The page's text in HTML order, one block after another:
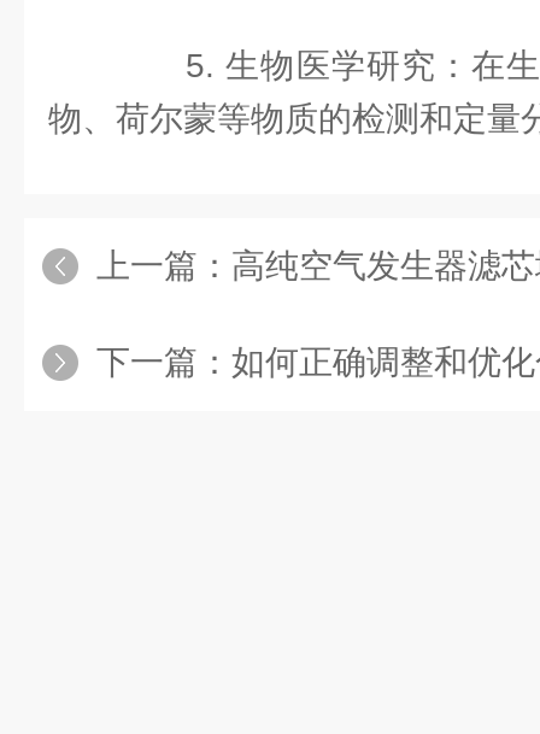
5. 生物医学研究：在生
物、荷尔蒙等物质的检测和定量
上一篇： 高纯空气发生器滤
下一篇： 如何正确调整和优化色